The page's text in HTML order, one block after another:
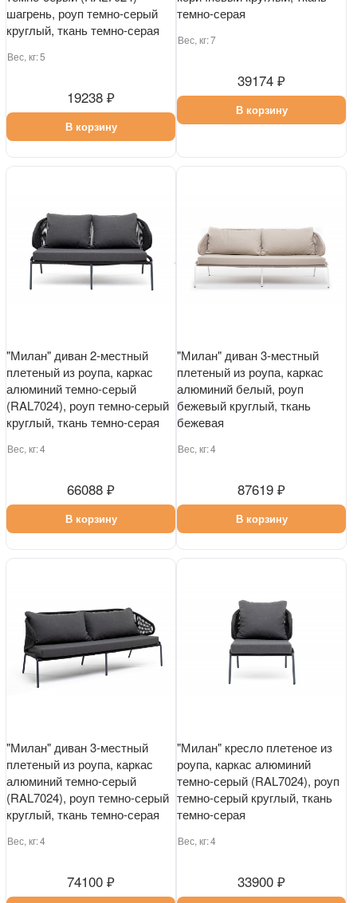
шагрень, роуп темно-серый
круглый, ткань темно-серая
Вес, кг:5
19238 ₽
В корзину
темно-серая
Вес, кг:7
39174 ₽
В корзину
"Милан" диван 2-местный
плетеный из роупа, каркас
алюминий темно-серый
(RAL7024), роуп темно-серый
круглый, ткань темно-серая
Вес, кг:4
66088 ₽
В корзину
"Милан" диван 3-местный
плетеный из роупа, каркас
алюминий белый, роуп
бежевый круглый, ткань
бежевая
Вес, кг:4
87619 ₽
В корзину
"Милан" диван 3-местный
плетеный из роупа, каркас
алюминий темно-серый
(RAL7024), роуп темно-серый
круглый, ткань темно-серая
Вес, кг:4
74100 ₽
"Милан" кресло плетеное из
роупа, каркас алюминий
темно-серый (RAL7024), роуп
темно-серый круглый, ткань
темно-серая
Вес, кг:4
33900 ₽